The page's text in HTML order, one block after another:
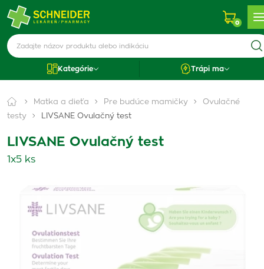
0
Kategórie Trápi ma
Matka a dieťa Pre budúce mamičky
Ovulačné
testy
LIVSANE Ovulačný test
LIVSANE Ovulačný test
1x5 ks